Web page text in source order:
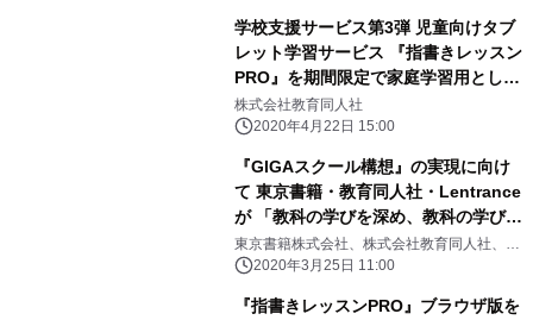
を無料公開
学校支援サービス第3弾 児童向けタブ
レット学習サービス 『指書きレッスン
PRO』を期間限定で家庭学習用として
無償提供 ～新型コロナウイルス感染
症対策～
株式会社教育同人社
2020年4月22日 15:00
『GIGAスクール構想』の実現に向け
て 東京書籍・教育同人社・Lentrance
が 「教科の学びを深め、教科の学びの
本質に迫る」 新しい学習法を共同開発
東京書籍株式会社、株式会社教育同人社、株
式会社Lentrance
2020年3月25日 11:00
『指書きレッスンPRO』ブラウザ版を